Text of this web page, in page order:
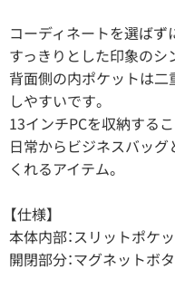
コーディネートを選ばず
すっきりとした印象のシ
背面側の内ポケットは
しやすいです。
13インチPCを収納する
日常からビジネスバッ
くれるアイテム。
【仕様】
本体内部：スリットポケ
開閉部分：マグネットボ